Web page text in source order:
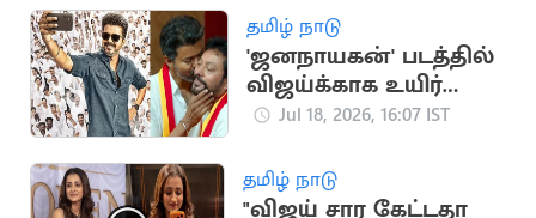
தமிழ் நாடு
'ஜனநாயகன்' படத்தில்
விஜய்க்காக உயிர்
கொடுக்கும் நண்பன்
ஸ்ரீநாத்
Jul 18, 2026, 16:07 IST
தமிழ் நாடு